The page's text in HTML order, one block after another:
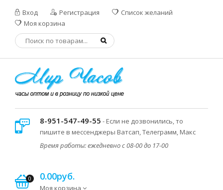
Вход Регистрация
Список желаний
Моя корзина
8-951-547-49-55 - Если не дозвонились, то
пишите в мессенджеры Ватсап, Телеграмм, Макс
Время работы: ежедневно с 08-00 до 17-00
0 0.00руб.
Моя корзина